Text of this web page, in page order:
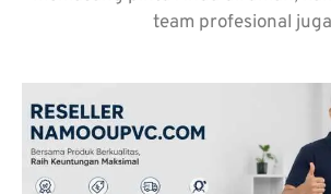
team profesional